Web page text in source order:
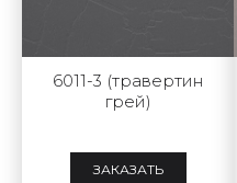
6011-3 (травертин
грей)
ЗАКАЗАТЬ